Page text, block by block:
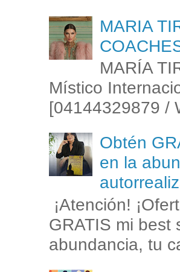
MARIA
MARÍA
Místico
[04144329879 /
Obtén
en la
¡Atención!
GRATIS mi best
abundancia, tu